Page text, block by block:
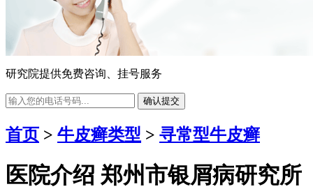
研究院提供免费咨询、挂号服务
确认提交
首页 > 牛皮癣类型 > 寻常型牛皮癣
医院介绍 郑州市银屑病研究所